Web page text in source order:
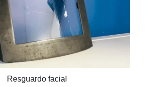
Resguardo facial